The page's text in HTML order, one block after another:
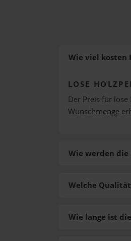
Wie viel kosten
LOSE
Der Preis für
Wunschmenge
Wie werden
Welche
Wie lange ist